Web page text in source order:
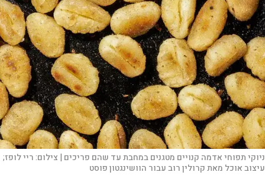
ניוקי תפוחי אדמה קנויים מטגנים במחבת עד שהם פריכים | צילום:ריי לופז;
עיצוב אוכל מאת קרולין רוב עבור הוושינגטון פוסט